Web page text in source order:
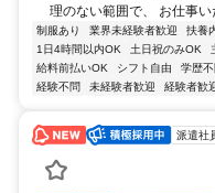
理のない範囲で、 お仕事
制服あり 業界未経験者歓迎 扶養
1日4時間以内OK
土日祝のみOK
給料前払いOK
シフト自由 学歴不
経験不問
未経験者歓迎 経験者歓
派遣社